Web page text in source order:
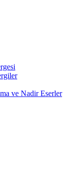
ve Nadir Eserler